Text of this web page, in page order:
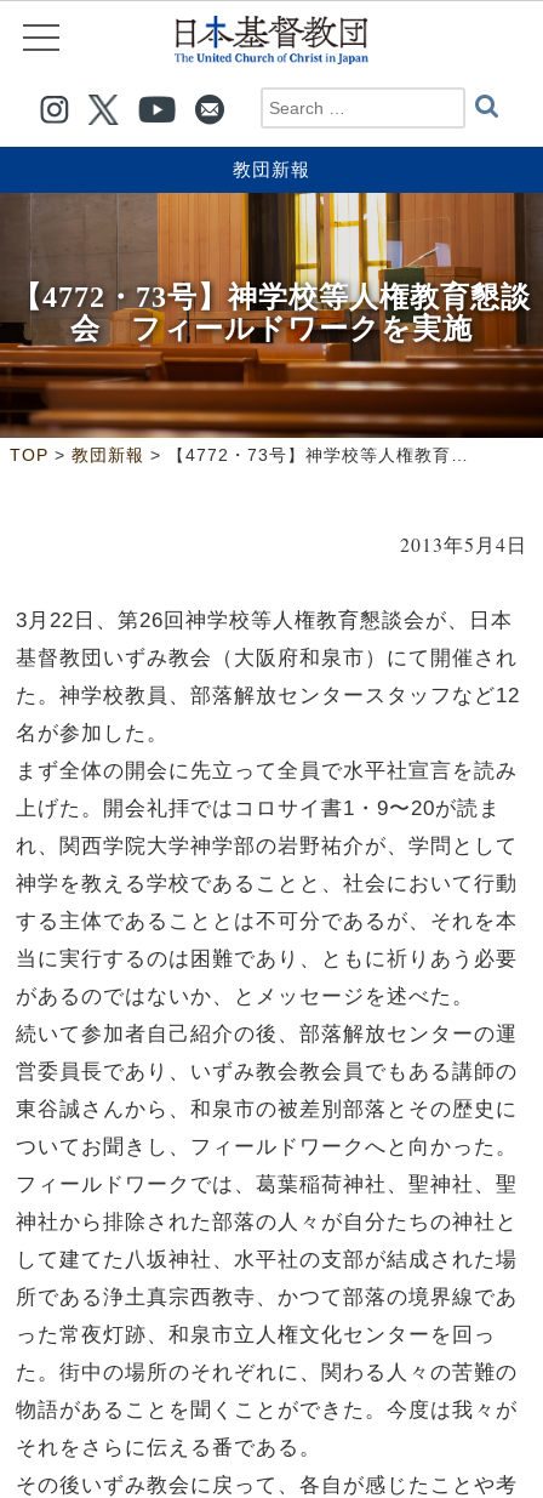
教団新報
【4772・73号】神学校等人権教育懇談
会 フィールドワークを実施
TOP > 教団新報 > 【4772・73号】神学校等人権教育懇談会 フィールドワークを実施
2013年5月4日
3月22日、第26回神学校等人権教育懇談会が、日本
基督教団いずみ教会（大阪府和泉市）にて開催され
た。神学校教員、部落解放センタースタッフなど12
名が参加した。
まず全体の開会に先立って全員で水平社宣言を読み
上げた。開会礼拝ではコロサイ書1・9〜20が読ま
れ、関西学院大学神学部の岩野祐介が、学問として
神学を教える学校であることと、社会において行動
する主体であることとは不可分であるが、それを本
当に実行するのは困難であり、ともに祈りあう必要
があるのではないか、とメッセージを述べた。
続いて参加者自己紹介の後、部落解放センターの運
営委員長であり、いずみ教会教会員でもある講師の
東谷誠さんから、和泉市の被差別部落とその歴史に
ついてお聞きし、フィールドワークへと向かった。
フィールドワークでは、葛葉稲荷神社、聖神社、聖
神社から排除された部落の人々が自分たちの神社と
して建てた八坂神社、水平社の支部が結成された場
所である浄土真宗西教寺、かつて部落の境界線であ
った常夜灯跡、和泉市立人権文化センターを回っ
た。街中の場所のそれぞれに、関わる人々の苦難の
物語があることを聞くことができた。今度は我々が
それをさらに伝える番である。
その後いずみ教会に戻って、各自が感じたことや考